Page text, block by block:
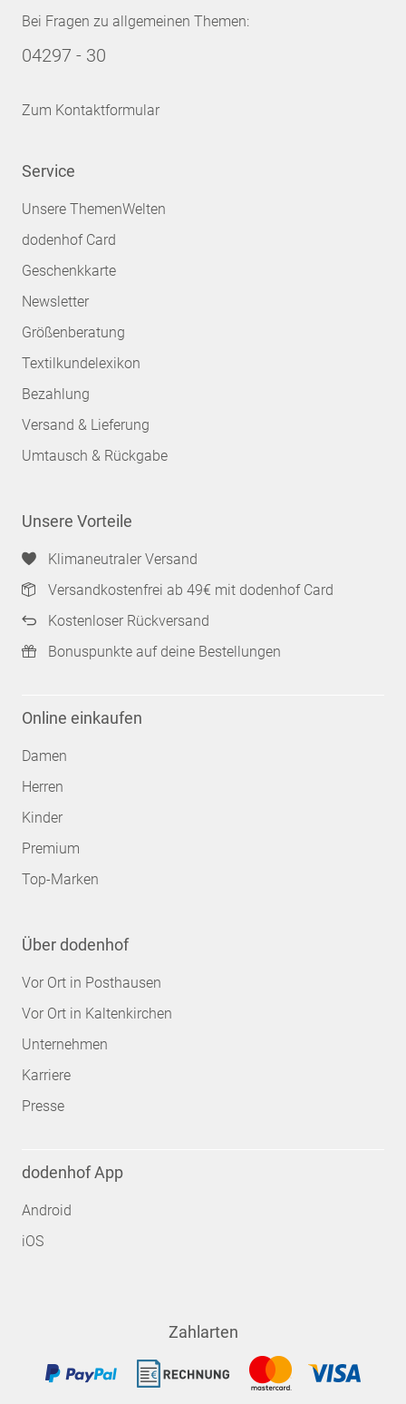
Bei Fragen zu allgemeinen Themen:
04297 - 30
Zum Kontaktformular
Service
Unsere ThemenWelten
dodenhof Card
Geschenkkarte
Newsletter
Größenberatung
Textilkundelexikon
Bezahlung
Versand & Lieferung
Umtausch & Rückgabe
Unsere Vorteile
Klimaneutraler Versand
Versandkostenfrei ab 49€ mit dodenhof Card
Kostenloser Rückversand
Bonuspunkte auf deine Bestellungen
Online einkaufen
Damen
Herren
Kinder
Premium
Top-Marken
Über dodenhof
Vor Ort in Posthausen
Vor Ort in Kaltenkirchen
Unternehmen
Karriere
Presse
dodenhof App
Android
iOS
Zahlarten